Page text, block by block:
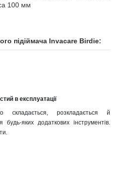
100 мм
підіймача Invacare Birdie:
в експлуатації
складається, розкладається й
яких додаткових інструментів.